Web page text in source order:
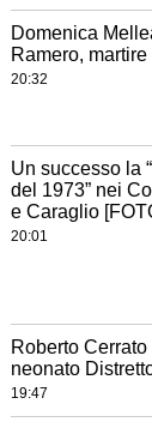
Domenica
Ramero,
20:32
Un successo la
del 1973” nei
e Caraglio
20:01
Roberto
neonato
19:47